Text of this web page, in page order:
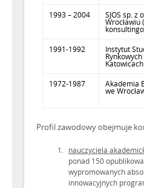
1993 – 2004 SJOS sp. z
Wrocławiu
1991-1992 Instytut
Katowicach
1972-1987 Akademia
we
Profil zawodowy obejmuje
nauczyciela
ponad 150
wypromowanych
innowacyjnych